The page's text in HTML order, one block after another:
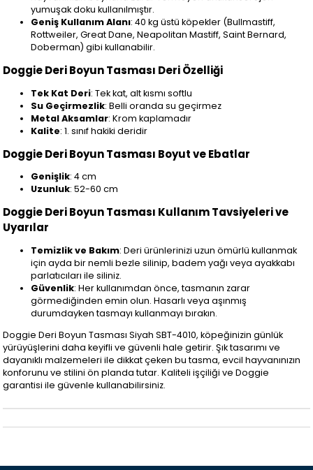
yumuşak doku kullanılmıştır.
Geniş Kullanım Alanı: 40 kg üstü köpekler (Bullmastiff,
Rottweiler, Great Dane, Neapolitan Mastiff, Saint Bernard,
Doberman) gibi kullanabilir.
Doggie Deri Boyun Tasması Deri Özelliği
Tek Kat Deri: Tek kat, alt kısmı softlu
Su Geçirmezlik: Belli oranda su geçirmez
Metal Aksamlar: Krom kaplamadır
Kalite: 1. sınıf hakiki deridir
Doggie Deri Boyun Tasması Boyut ve Ebatlar
Genişlik: 4 cm
Uzunluk: 52-60 cm
Doggie Deri Boyun Tasması Kullanım Tavsiyeleri ve
Uyarılar
Temizlik ve Bakım: Deri ürünlerinizi uzun ömürlü kullanmak
için ayda bir nemli bezle silinip, badem yağı veya ayakkabı
parlatıcıları ile siliniz.
Güvenlik: Her kullanımdan önce, tasmanın zarar
görmediğinden emin olun. Hasarlı veya aşınmış
durumdayken tasmayı kullanmayı bırakın.
Doggie Deri Boyun Tasması Siyah SBT-4010, köpeğinizin günlük
yürüyüşlerini daha keyifli ve güvenli hale getirir. Şık tasarımı ve
dayanıklı malzemeleri ile dikkat çeken bu tasma, evcil hayvanınızın
konforunu ve stilini ön planda tutar. Kaliteli işçiliği ve Doggie
garantisi ile güvenle kullanabilirsiniz.